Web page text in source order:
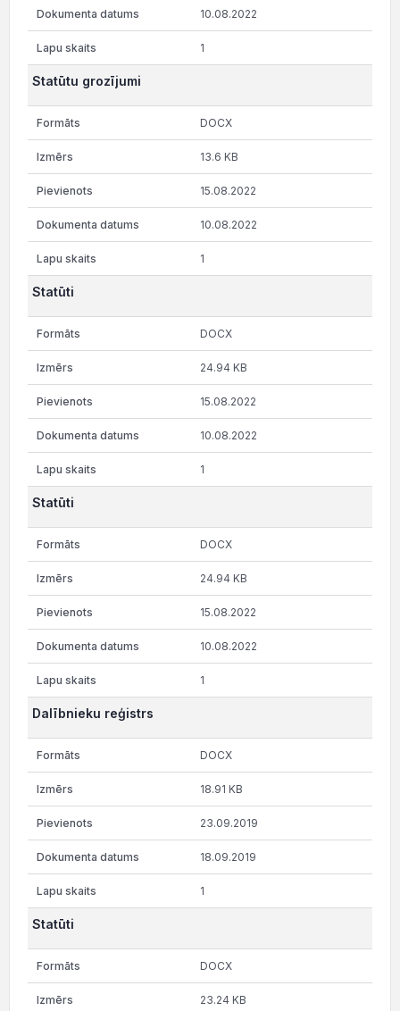
10.08.2022
1
Statūtu grozījumi
DOCX
13.6 KB
15.08.2022
10.08.2022
1
Statūti
DOCX
24.94 KB
15.08.2022
10.08.2022
1
Statūti
DOCX
24.94 KB
15.08.2022
10.08.2022
1
Dalībnieku reģistrs
DOCX
18.91 KB
23.09.2019
18.09.2019
1
Statūti
DOCX
23.24 KB